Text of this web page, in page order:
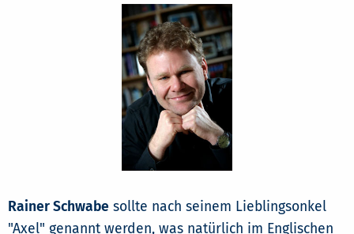
Rainer Schwabe sollte nach seinem Lieblingsonkel
"Axel" genannt werden, was natürlich im Englischen